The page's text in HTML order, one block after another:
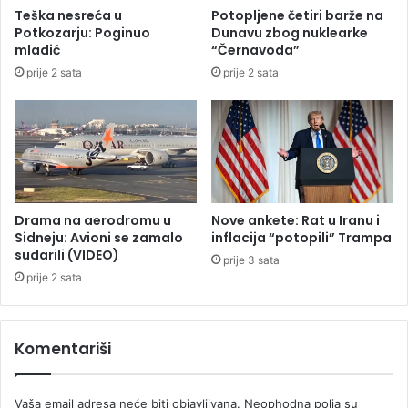
n
u
p
a
r
e
l
g
p
k
u
a
j
u
b
i
s
t
a
a
Teška nesreća u
Potkozarju: Poginuo
mladić
prije 2 sata
Potopljene četiri barže na
Dunavu zbog nuklearke
“Černavoda”
prije 2 sata
Drama na aerodromu u
Sidneju: Avioni se zamalo
sudarili (VIDEO)
prije 2 sata
Nove ankete: Rat u Iranu i
inflacija “potopili” Trampa
prije 3 sata
Komentariši
Vaša email adresa neće biti objavljivana. Neophodna polja su